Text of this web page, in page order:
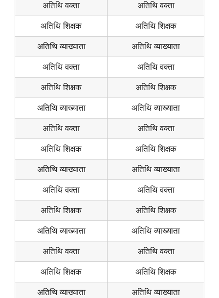
अतिथि वक्ता अतिथि वक्ता
अतिथि शिक्षक अतिथि शिक्षक
अतिथि व्याख्याता अतिथि व्याख्याता
अतिथि वक्ता अतिथि वक्ता
अतिथि शिक्षक अतिथि शिक्षक
अतिथि व्याख्याता अतिथि व्याख्याता
अतिथि वक्ता अतिथि वक्ता
अतिथि शिक्षक अतिथि शिक्षक
अतिथि व्याख्याता अतिथि व्याख्याता
अतिथि वक्ता अतिथि वक्ता
अतिथि शिक्षक अतिथि शिक्षक
अतिथि व्याख्याता अतिथि व्याख्याता
अतिथि वक्ता अतिथि वक्ता
अतिथि शिक्षक अतिथि शिक्षक
अतिथि व्याख्याता अतिथि व्याख्याता